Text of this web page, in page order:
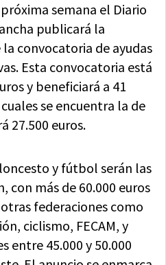
semana el Diario
publicará la
convocatoria de ayudas
Esta convocatoria está
y beneficiará a 41
se encuentra la de
27.500 euros.
y fútbol serán las
con más de 60.000 euros
federaciones como
ciclismo, FECAM, y
entre 45.000 y 50.000